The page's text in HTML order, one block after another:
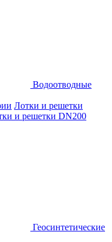
Водоотводные
Лотки и решетки
и решетки DN200
Геосинтетические